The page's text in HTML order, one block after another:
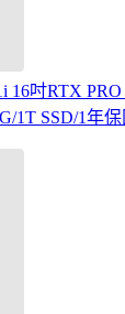
16吋RTX
1T SSD/1年